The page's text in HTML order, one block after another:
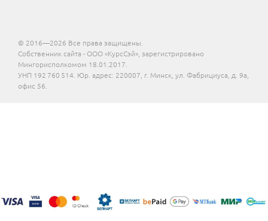
© 2016—2026 Все права защищены.
Собственник сайта - ООО «КурсСэй», зарегистрировано
Мингорисполкомом 18.01.2017.
УНП 192 760 514. Юр. адрес: 220007, г. Минск, ул. Фабрициуса, д. 9а,
офис 56.